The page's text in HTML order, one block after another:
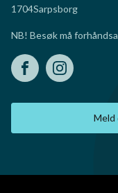
1704Sarpsborg
NB! Besøk må
Meld